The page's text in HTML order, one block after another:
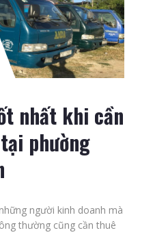
nhất khi cần
phường
người kinh doanh mà
thường cũng cần thuê